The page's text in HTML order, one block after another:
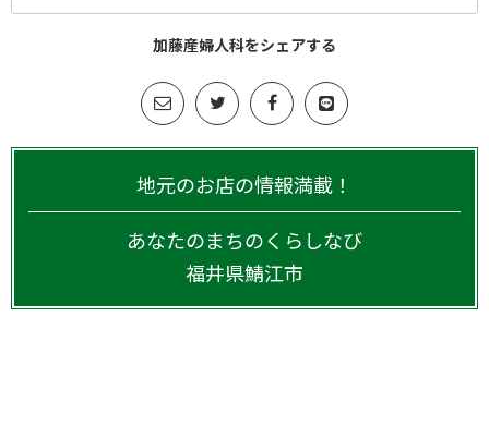
加藤産婦人科をシェアする
地元のお店の情報満載！
あなたのまちのくらしなび
福井県鯖江市